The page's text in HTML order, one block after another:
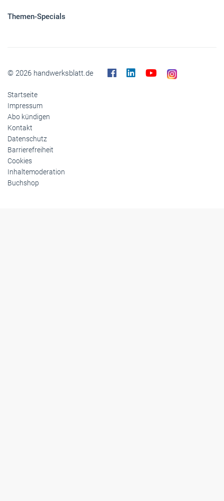
Themen-Specials
© 2026 handwerksblatt.de
Startseite
Impressum
Abo kündigen
Kontakt
Datenschutz
Barrierefreiheit
Cookies
Inhaltemoderation
Buchshop